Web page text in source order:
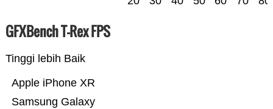
GFXBench T-Rex FPS
Tinggi lebih Baik
Samsung Galaxy
Apple iPhone XR